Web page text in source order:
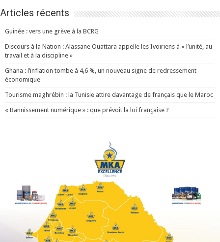
Articles récents
Guinée : vers une grève à la BCRG
Discours à la Nation : Alassane Ouattara appelle les Ivoiriens à « l’unité, au
travail et à la discipline »
Ghana : l’inflation tombe à 4,6 %, un nouveau signe de redressement
économique
Tourisme maghrébin : la Tunisie attire davantage de français que le Maroc
« Bannissement numérique » : que prévoit la loi française ?